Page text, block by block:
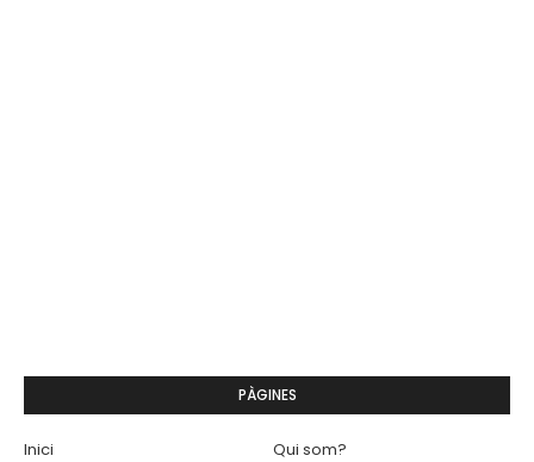
PÀGINES
Inici
Qui som?